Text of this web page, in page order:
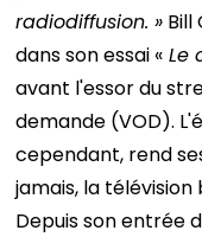
radiodiffusion. »
dans son essai « Le
avant l'essor du
demande (VOD).
cependant, rend
jamais, la
Depuis son entrée